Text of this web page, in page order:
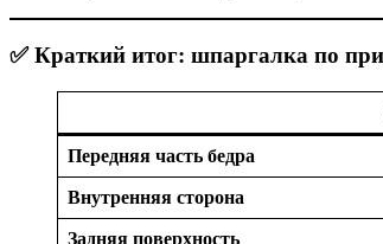
✅ Краткий итог: шпаргалка по
Передняя часть бедра
Внутренняя сторона
Задняя поверхность